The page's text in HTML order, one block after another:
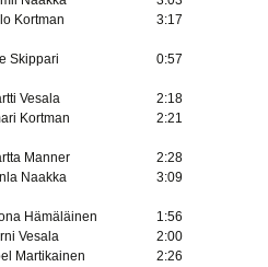
Kortman 3:17
Skippari 0:57
Vesala
2:18
Kortman 2:21
Manner
2:28
Naakka 3:09
Hämäläinen
1:56
Vesala
2:00
Martikainen
2:26